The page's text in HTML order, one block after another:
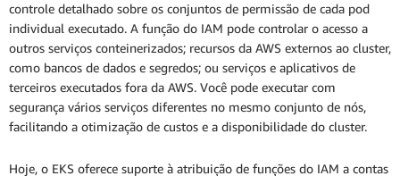
controle detalhado sobre os conjuntos de permissão de cada pod
individual executado. A função do IAM pode controlar o acesso a
outros serviços conteinerizados; recursos da AWS externos ao cluster,
como bancos de dados e segredos; ou serviços e aplicativos de
terceiros executados fora da AWS. Você pode executar com
segurança vários serviços diferentes no mesmo conjunto de nós,
facilitando a otimização de custos e a disponibilidade do cluster.
Hoje, o EKS oferece suporte à atribuição de funções do IAM a contas